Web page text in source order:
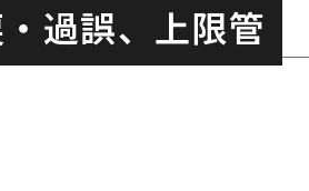
過誤、上限管